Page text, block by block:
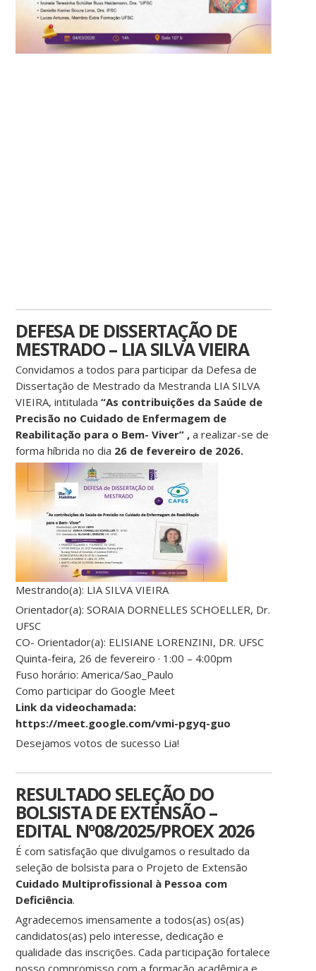
DEFESA DE DISSERTAÇÃO DE
MESTRADO – LIA SILVA VIEIRA
Convidamos a todos para participar da Defesa de
Dissertação de Mestrado da Mestranda LIA SILVA
VIEIRA, intitulada “As contribuições da Saúde de
Precisão no Cuidado de Enfermagem de
Reabilitação para o Bem- Viver” ,a realizar-se de
forma híbrida no dia 26 de fevereiro de 2026.
Mestrando(a): LIA SILVA VIEIRA
Orientador(a): SORAIA DORNELLES SCHOELLER, Dr.
UFSC
CO- Orientador(a): ELISIANE LORENZINI, DR. UFSC
Quinta-feira, 26 de fevereiro · 1:00 – 4:00pm
Fuso horário: America/Sao_Paulo
Como participar do Google Meet
Link da videochamada:
https://meet.google.com/vmi-pgyq-guo
Desejamos votos de sucesso Lia!
RESULTADO SELEÇÃO DO
BOLSISTA DE EXTENSÃO –
EDITAL Nº08/2025/PROEX 2026
É com satisfação que divulgamos o resultado da
seleção de bolsista para o Projeto de Extensão
Cuidado Multiprofissional à Pessoa com
Deficiência.
Agradecemos imensamente a todos(as) os(as)
candidatos(as) pelo interesse, dedicação e
qualidade das inscrições. Cada participação fortalece